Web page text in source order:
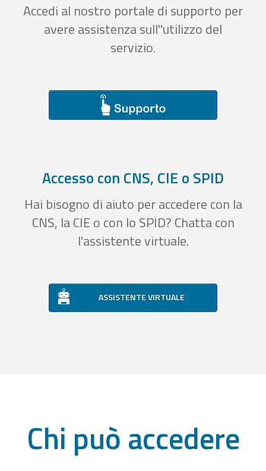
Accedi al nostro portale di supporto per
avere assistenza sull''utilizzo del
servizio.
Accesso con CNS, CIE o SPID
Hai bisogno di aiuto per accedere con la
CNS, la CIE o con lo SPID? Chatta con
l'assistente virtuale.
ASSISTENTE VIRTUALE
Chi può accedere